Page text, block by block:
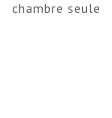
chambre seule